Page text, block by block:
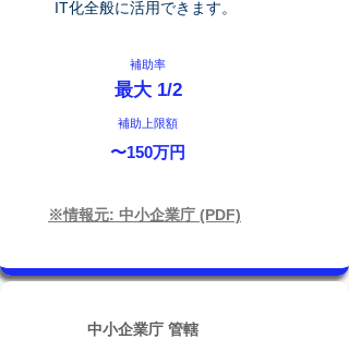
IT化全般に活用できます。
補助率
最大 1/2
補助上限額
〜150万円
※情報元: 中小企業庁 (PDF)
中小企業庁 管轄